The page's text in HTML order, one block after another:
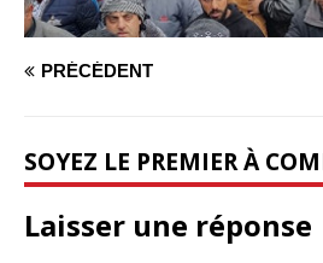
PRÉCÉDENT
SOYEZ LE PREMIER À
Laisser une réponse